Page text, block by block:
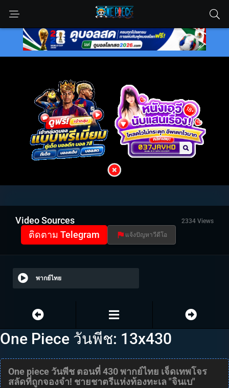
Video Sources 2334 Views
ติดตาม Telegram แจ้งปัญหาวีดีโอ
พากย์ไทย
One Piece วันพีช: 13x430
One piece วันพีช ตอนที่ 430 พากย์ไทย เจ็ดเทพโจร
สลัดที่ถูกจองจำ! ชายชาตรีแห่งท้องทะเล "จินเบ"